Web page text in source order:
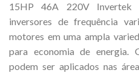
15HP 46A 220V Invertek
inversores de frequência
motores em uma ampla
para economia de energia.
podem ser aplicados nas